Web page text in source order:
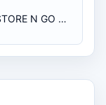
VerbatimSTORE N GO 5.00 / 22.08.2012 02:00:00